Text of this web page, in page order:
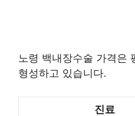
노령 백내장수술 가격은
형성하고 있습니다.
진료